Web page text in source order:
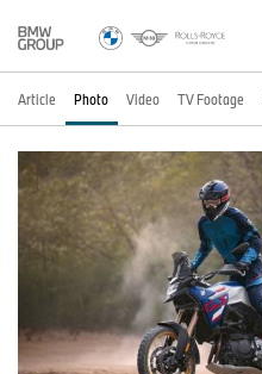
Article Photo Video TV Footage